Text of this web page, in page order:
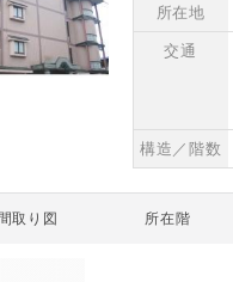
所在地
交通
構造／階数
取り図 所在階